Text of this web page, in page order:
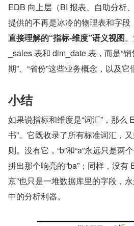
EDB 向上层（BI 报表、自助分析
提供的不再是冰冷的物理表和字段
直接理解的“指标-维度”语义视图
_sales 表和 dim_date 表，而是“销
期”、“省份”这些业务概念，以及它
小结
如果说指标和维度是“词汇”，那么
书”。它既收录了所有标准词汇，
则。没有它，“b”和“a”永远只是两
拼出那个响亮的“ba”；同样，没有
京”也只是一堆数据库里的字段，
中的分析利器。